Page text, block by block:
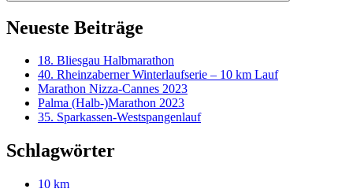
Neueste Beiträge
18. Bliesgau Halbmarathon
40. Rheinzaberner Winterlaufserie – 10 km Lauf
Marathon Nizza-Cannes 2023
Palma (Halb-)Marathon 2023
35. Sparkassen-Westspangenlauf
Schlagwörter
10 km